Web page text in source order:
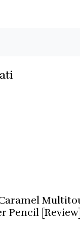
Pencil [Review]